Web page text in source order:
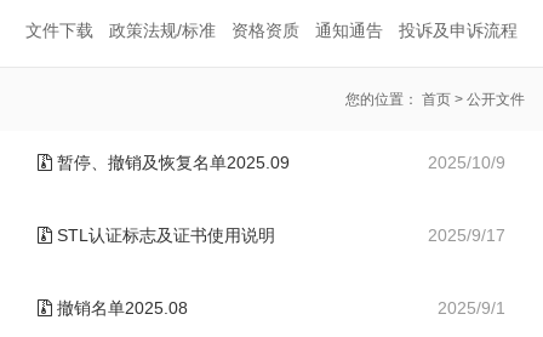
文件下载 政策法规/标准 资格资质 通知通告 投诉及申诉流程
您的位置： 首页 > 公开文件
暂停、撤销及恢复名单2025.09 2025/10/9
STL认证标志及证书使用说明 2025/9/17
撤销名单2025.08 2025/9/1